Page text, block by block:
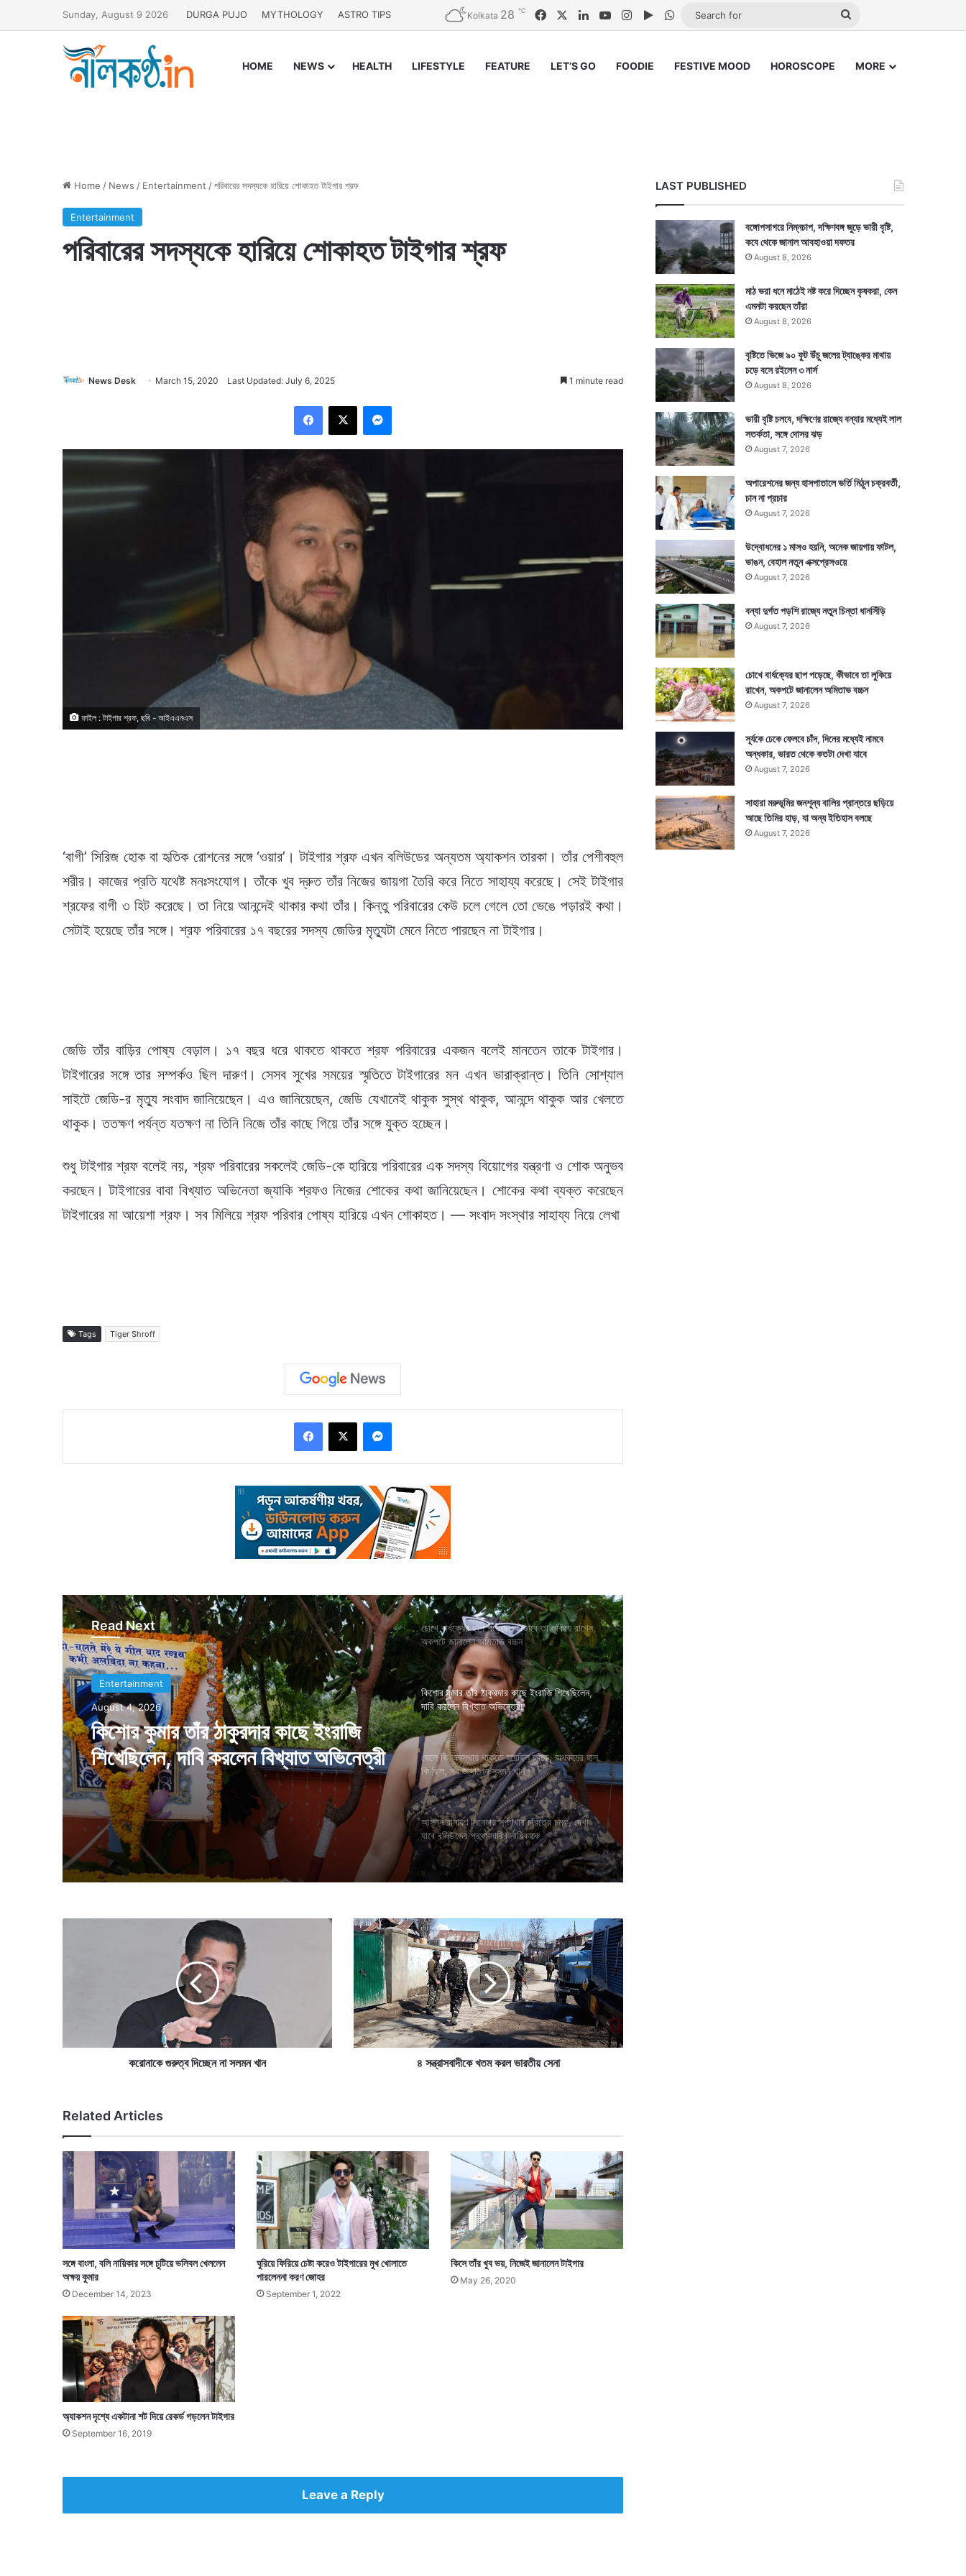
Sunday, August 9 2026 DURGA PUJO MYTHOLOGY ASTRO TIPS Kolkata 28 ℃ FacebookLinkedInYouTubeInstagram
Google Play
WhatsApp
HOME NEWS HEALTH LIFESTYLE FEATURE LET’S GO FOODIE FESTIVE MOOD HOROSCOPE MORE
Home / News / Entertainment /পরিবারের সদস্যকে হারিয়ে শোকাহত টাইগার শ্রফ
Entertainment
পরিবারের সদস্যকে হারিয়ে শোকাহত টাইগার শ্রফ
News Desk March 15, 2020 Last Updated: July 6, 2025 1 minute read
ফাইল : টাইগার শ্রফ, ছবি - আইএএনএস
‘বাগী’ সিরিজ হোক বা হৃতিক রোশনের সঙ্গে ‘ওয়ার’। টাইগার শ্রফ এখন বলিউডের অন্যতম অ্যাকশন তারকা। তাঁর পেশীবহুল
শরীর। কাজের প্রতি যথেষ্ট মনঃসংযোগ। তাঁকে খুব দ্রুত তাঁর নিজের জায়গা তৈরি করে নিতে সাহায্য করেছে। সেই টাইগার
শ্রফের বাগী ৩ হিট করেছে। তা নিয়ে আনন্দেই থাকার কথা তাঁর। কিন্তু পরিবারের কেউ চলে গেলে তো ভেঙে পড়ারই কথা।
সেটাই হয়েছে তাঁর সঙ্গে। শ্রফ পরিবারের ১৭ বছরের সদস্য জেডির মৃত্যুটা মেনে নিতে পারছেন না টাইগার।
জেডি তাঁর বাড়ির পোষ্য বেড়াল। ১৭ বছর ধরে থাকতে থাকতে শ্রফ পরিবারের একজন বলেই মানতেন তাকে টাইগার।
টাইগারের সঙ্গে তার সম্পর্কও ছিল দারুণ। সেসব সুখের সময়ের স্মৃতিতে টাইগারের মন এখন ভারাক্রান্ত। তিনি সোশ্যাল
সাইটে জেডি-র মৃত্যু সংবাদ জানিয়েছেন। এও জানিয়েছেন, জেডি যেখানেই থাকুক সুস্থ থাকুক, আনন্দে থাকুক আর খেলতে
থাকুক। ততক্ষণ পর্যন্ত যতক্ষণ না তিনি নিজে তাঁর কাছে গিয়ে তাঁর সঙ্গে যুক্ত হচ্ছেন।
শুধু টাইগার শ্রফ বলেই নয়, শ্রফ পরিবারের সকলেই জেডি-কে হারিয়ে পরিবারের এক সদস্য বিয়োগের যন্ত্রণা ও শোক অনুভব
করছেন। টাইগারের বাবা বিখ্যাত অভিনেতা জ্যাকি শ্রফও নিজের শোকের কথা জানিয়েছেন। শোকের কথা ব্যক্ত করেছেন
টাইগারের মা আয়েশা শ্রফ। সব মিলিয়ে শ্রফ পরিবার পোষ্য হারিয়ে এখন শোকাহত। — সংবাদ সংস্থার সাহায্য নিয়ে লেখা
Tags Tiger Shroff
Read Next
Entertainment
August 4, 2026
কিশোর কুমার তাঁর ঠাকুরদার কাছে ইংরাজি
শিখেছিলেন, দাবি করলেন বিখ্যাত অভিনেত্রী
চোখে বার্ধক্যের ছাপ পড়েছে, কীভাবে তা লুকিয়ে রাখেন,
অকপটে জানালেন অমিতাভ বচ্চন
কিশোর কুমার তাঁর ঠাকুরদার কাছে ইংরাজি শিখেছিলেন,
দাবি করলেন বিখ্যাত অভিনেত্রী
জেলে কি অবস্থায় থাকতে হয়েছিল তাঁকে, বাথরুমের হাল
কি ছিল, সব জানালেন সলমন খান
আসন্ন রামায়ণ সিনেমায় সূর্পণখার চরিত্রে চমক, দেখা
যাবে বলিউডের প্রথমসারির নায়িকাকে
চ্ছে
ম
ন
খা
ন
করোনাকে গুরুত্ব দিচ্ছেন না সলমন খান
৪
স
বা
দী
কে
খ
ত
র
তী
য়
সে
না
৪ সন্ত্রাসবাদীকে খতম করল ভারতীয় সেনা
Related Articles
সঙ্গে বাংলা, বলি নায়িকার সঙ্গে চুটিয়ে ভলিবল খেললেন
অক্ষয় কুমার
December 14, 2023
ঘুরিয়ে ফিরিয়ে চেষ্টা করেও টাইগারের মুখ খোলাতে
পারলেননা করণ জোহর
September 1, 2022
কিসে তাঁর খুব ভয়, নিজেই জানালেন টাইগার
May 26, 2020
অ্যাকশন দৃশ্যে একটানা শট দিয়ে রেকর্ড গড়লেন টাইগার
September 16, 2019
Leave a Reply
LAST PUBLISHED
বঙ্গোপসাগরে নিম্নচাপ, দক্ষিণবঙ্গ জুড়ে ভারী বৃষ্টি,
কবে থেকে জানাল আবহাওয়া দফতর
August 8, 2026
মাঠ ভরা ধনে মাঠেই নষ্ট করে দিচ্ছেন কৃষকরা, কেন
এমনটা করছেন তাঁরা
August 8, 2026
বৃষ্টিতে ভিজে ৯০ ফুট উঁচু জলের ট্যাঙ্কের মাথায়
চড়ে বসে রইলেন ৩ নার্স
August 8, 2026
ভারী বৃষ্টি চলবে, দক্ষিণের রাজ্যে বন্যার মধ্যেই লাল
সতর্কতা, সঙ্গে দোসর ঝড়
August 7, 2026
অপারেশনের জন্য হাসপাতালে ভর্তি মিঠুন চক্রবর্তী,
চান না প্রচার
August 7, 2026
উদ্বোধনের ১ মাসও হয়নি, অনেক জায়গায় ফাটল,
ভাঙন, বেহাল নতুন এক্সপ্রেসওয়ে
August 7, 2026
বন্যা দুর্গত পড়শি রাজ্যে নতুন চিন্তা ধানসিঁড়ি
August 7, 2026
চোখে বার্ধক্যের ছাপ পড়েছে, কীভাবে তা লুকিয়ে
রাখেন, অকপটে জানালেন অমিতাভ বচ্চন
August 7, 2026
সূর্যকে ঢেকে ফেলবে চাঁদ, দিনের মধ্যেই নামবে
অন্ধকার, ভারত থেকে কতটা দেখা যাবে
August 7, 2026
সাহারা মরুভূমির জনশূন্য বালির প্রান্তরে ছড়িয়ে
আছে তিমির হাড়, যা অন্য ইতিহাস বলছে
August 7, 2026